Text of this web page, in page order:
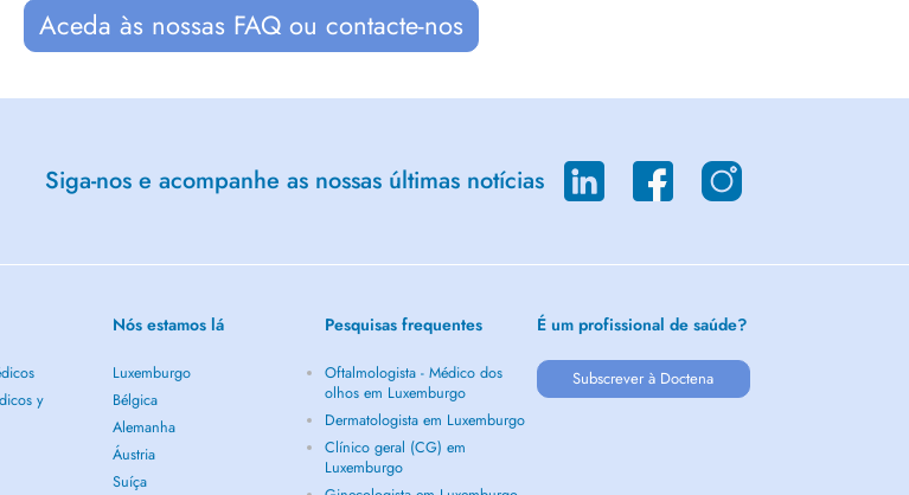
Aceda às nossas FAQ ou contacte-nos
Siga-nos e acompanhe as nossas últimas notícias
y
Nós estamos lá
Luxemburgo
Bélgica
Alemanha
Áustria
Suíça
Pesquisas frequentes
Oftalmologista - Médico dos
olhos em Luxemburgo
Dermatologista em Luxemburgo
Clínico geral (CG) em
Luxemburgo
É um profissional de saúde?
Subscrever à Doctena